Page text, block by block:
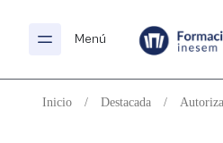
Menú
Inicio / Destacada /